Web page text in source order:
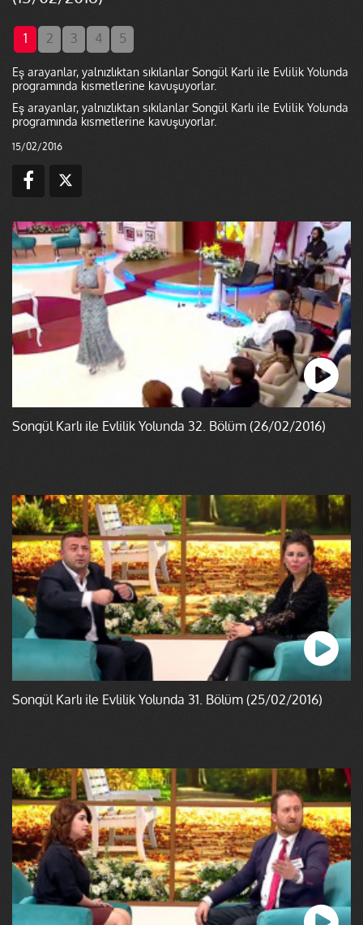
1 2 3 4 5
Eş arayanlar, yalnızlıktan sıkılanlar Songül Karlı ile Evlilik Yolunda
programında kısmetlerine kavuşuyorlar.
Eş arayanlar, yalnızlıktan sıkılanlar Songül Karlı ile Evlilik Yolunda
programında kısmetlerine kavuşuyorlar.
15/02/2016
Songül Karlı ile Evlilik Yolunda 32. Bölüm (26/02/2016)
Songül Karlı ile Evlilik Yolunda 31. Bölüm (25/02/2016)